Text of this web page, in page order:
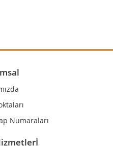
bulunuyor.
Numaraları